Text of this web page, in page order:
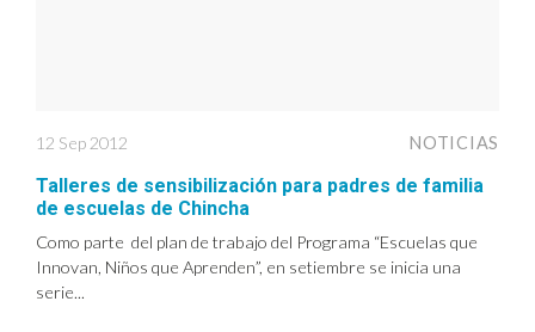
12 Sep 2012 NOTICIAS
Talleres de sensibilización para padres de familia
de escuelas de Chincha
Como parte del plan de trabajo del Programa “Escuelas que
Innovan, Niños que Aprenden”, en setiembre se inicia una
serie...